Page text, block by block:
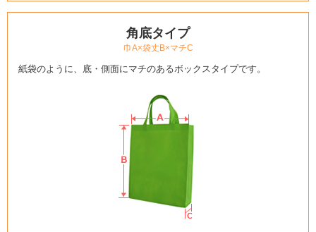
角底タイプ
巾A×袋丈B×マチC
紙袋のように、底・側面にマチのあるボックスタイプです。